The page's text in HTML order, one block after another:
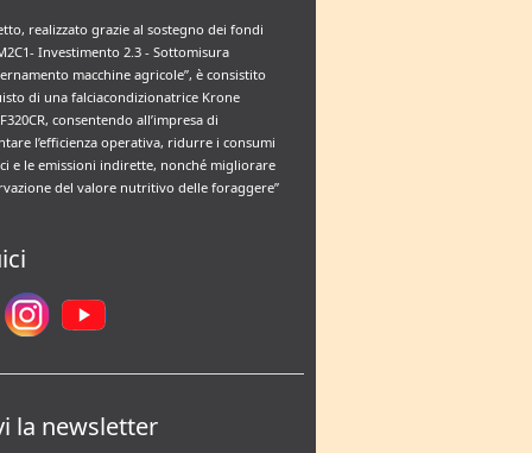
realizzato grazie al sostegno dei fondi
Investimento 2.3 - Sottomisura
macchine agricole”, è consistito
di una falciacondizionatrice Krone
consentendo all’impresa di
l’efficienza operativa, ridurre i consumi
e le emissioni indirette, nonché migliorare
del valore nutritivo delle foraggere”
la newsletter